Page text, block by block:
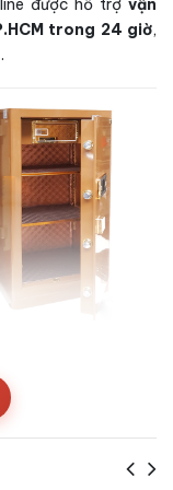
trong 24 giờ,
V-120BS2
V-120BS2 vân tay
sánh và lựa chọn vị